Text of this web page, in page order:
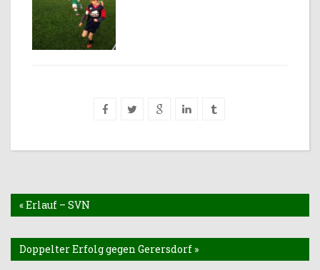
« Erlauf – SVN
Doppelter Erfolg gegen Gerersdorf »